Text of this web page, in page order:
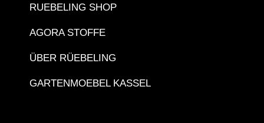
RUEBELING SHOP
AGORA STOFFE
ÜBER RÜEBELING
GARTENMOEBEL KASSEL